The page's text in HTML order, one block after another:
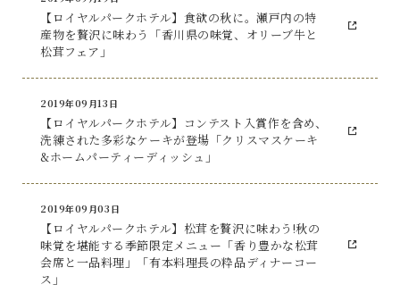
【ロイヤルパークホテル】食欲の秋に。瀬戸内の特
産物を贅沢に味わう「香川県の味覚、オリーブ牛と
松茸フェア」
2019年09月13日
【ロイヤルパークホテル】コンテスト入賞作を含め、
洗練された多彩なケーキが登場「クリスマスケーキ
&ホームパーティーディッシュ」
2019年09月03日
【ロイヤルパークホテル】松茸を贅沢に味わう!秋の
味覚を堪能する季節限定メニュー「香り豊かな松茸
会席と一品料理」「有本料理長の粋品ディナーコー
ス」